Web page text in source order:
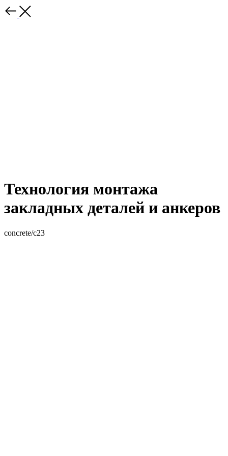
Технология монтажа
закладных деталей и анкеров
concrete/c23